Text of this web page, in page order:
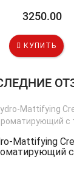
3250.00
КУПИТЬ
Mattifying